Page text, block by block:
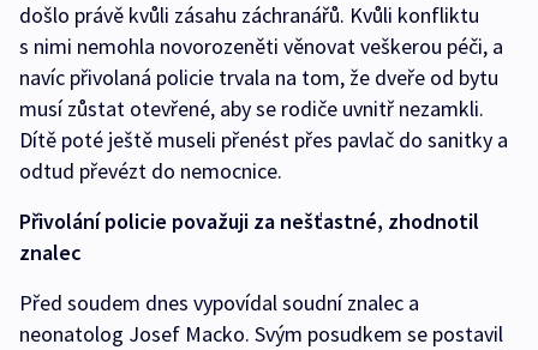
došlo právě kvůli zásahu záchranářů. Kvůli konfliktu
s nimi nemohla novorozeněti věnovat veškerou péči, a
navíc přivolaná policie trvala na tom, že dveře od bytu
musí zůstat otevřené, aby se rodiče uvnitř nezamkli.
Dítě poté ještě museli přenést přes pavlač do sanitky a
odtud převézt do nemocnice.
Přivolání policie považuji za nešťastné, zhodnotil
znalec
Před soudem dnes vypovídal soudní znalec a
neonatolog Josef Macko. Svým posudkem se postavil